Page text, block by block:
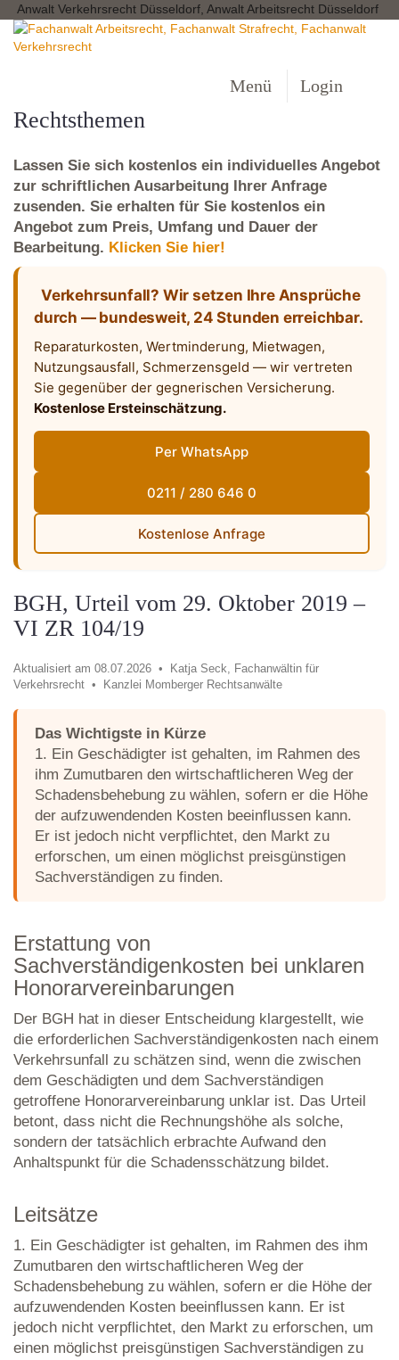
Anwalt Verkehrsrecht Düsseldorf, Anwalt Arbeitsrecht Düsseldorf
Menü Login
Rechtsthemen
Lassen Sie sich kostenlos ein individuelles Angebot
zur schriftlichen Ausarbeitung Ihrer Anfrage
zusenden. Sie erhalten für Sie kostenlos ein
Angebot zum Preis, Umfang und Dauer der
Bearbeitung. Klicken Sie hier!
Verkehrsunfall? Wir setzen Ihre Ansprüche
durch — bundesweit, 24 Stunden erreichbar.
Reparaturkosten, Wertminderung, Mietwagen,
Nutzungsausfall, Schmerzensgeld — wir vertreten
Sie gegenüber der gegnerischen Versicherung.
Kostenlose Ersteinschätzung.
Per WhatsApp
0211 / 280 646 0
Kostenlose Anfrage
BGH, Urteil vom 29. Oktober 2019 –
VI ZR 104/19
Aktualisiert am 08.07.2026 •
Katja Seck, Fachanwältin für
Verkehrsrecht •
Kanzlei Momberger Rechtsanwälte
Das Wichtigste in Kürze
1. Ein Geschädigter ist gehalten, im Rahmen des
ihm Zumutbaren den wirtschaftlicheren Weg der
Schadensbehebung zu wählen, sofern er die Höhe
der aufzuwendenden Kosten beeinflussen kann.
Er ist jedoch nicht verpflichtet, den Markt zu
erforschen, um einen möglichst preisgünstigen
Sachverständigen zu finden.
Erstattung von
Sachverständigenkosten bei unklaren
Honorarvereinbarungen
Der BGH hat in dieser Entscheidung klargestellt, wie
die erforderlichen Sachverständigenkosten nach einem
Verkehrsunfall zu schätzen sind, wenn die zwischen
dem Geschädigten und dem Sachverständigen
getroffene Honorarvereinbarung unklar ist. Das Urteil
betont, dass nicht die Rechnungshöhe als solche,
sondern der tatsächlich erbrachte Aufwand den
Anhaltspunkt für die Schadensschätzung bildet.
Leitsätze
1. Ein Geschädigter ist gehalten, im Rahmen des ihm
Zumutbaren den wirtschaftlicheren Weg der
Schadensbehebung zu wählen, sofern er die Höhe der
aufzuwendenden Kosten beeinflussen kann. Er ist
jedoch nicht verpflichtet, den Markt zu erforschen, um
einen möglichst preisgünstigen Sachverständigen zu